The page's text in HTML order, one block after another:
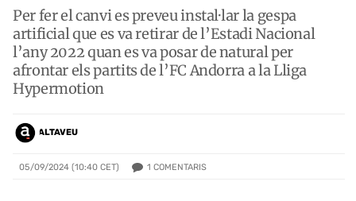
Per fer el canvi es preveu instal·lar la gespa
artificial que es va retirar de l’Estadi Nacional
l’any 2022 quan es va posar de natural per
afrontar els partits de l’FC Andorra a la Lliga
Hypermotion
ALTAVEU
05/09/2024 (10:40 CET) 1 COMENTARIS